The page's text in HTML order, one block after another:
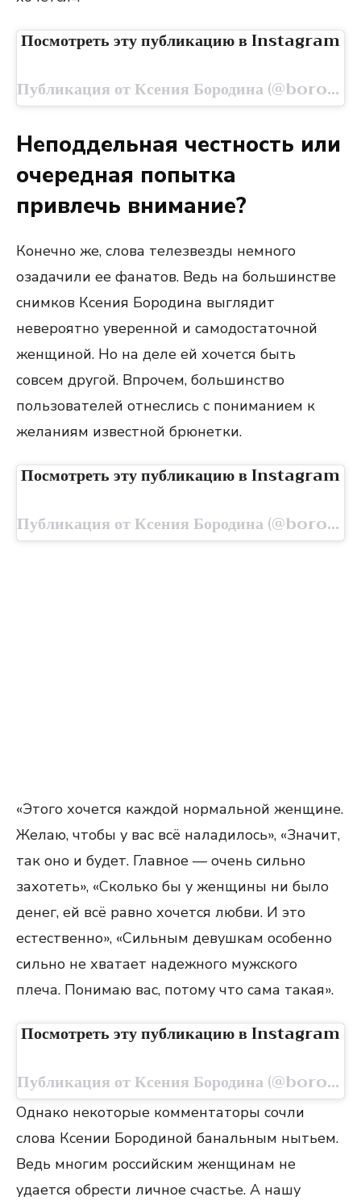
Посмотреть эту публикацию в Instagram
Публикация от Ксения Бородина (@borodylia)
Неподдельная честность или
очередная попытка
привлечь внимание?
Конечно же, слова телезвезды немного
озадачили ее фанатов. Ведь на большинстве
снимков Ксения Бородина выглядит
невероятно уверенной и самодостаточной
женщиной. Но на деле ей хочется быть
совсем другой. Впрочем, большинство
пользователей отнеслись с пониманием к
желаниям известной брюнетки.
Посмотреть эту публикацию в Instagram
Публикация от Ксения Бородина (@borodylia)
«Этого хочется каждой нормальной женщине.
Желаю, чтобы у вас всё наладилось», «Значит,
так оно и будет. Главное — очень сильно
захотеть», «Сколько бы у женщины ни было
денег, ей всё равно хочется любви. И это
естественно», «Сильным девушкам особенно
сильно не хватает надежного мужского
плеча. Понимаю вас, потому что сама такая».
Посмотреть эту публикацию в Instagram
Публикация от Ксения Бородина (@borodylia)
Однако некоторые комментаторы сочли
слова Ксении Бородиной банальным нытьем.
Ведь многим российским женщинам не
удается обрести личное счастье. А нашу